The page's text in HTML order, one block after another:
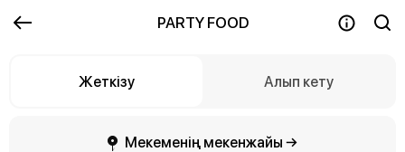
PARTY FOOD
Жеткізу Алып кету
Мекеменің мекенжайы →